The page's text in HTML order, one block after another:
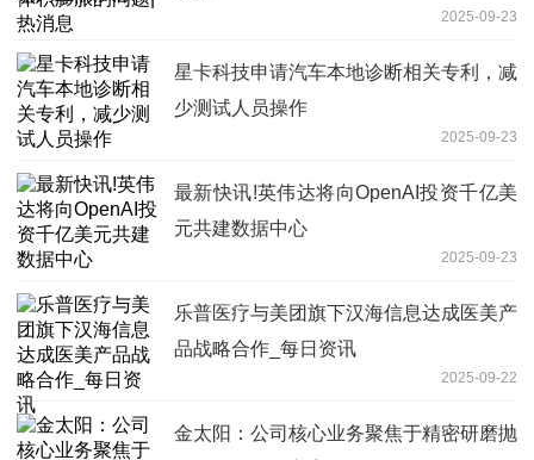
2025-09-23
星卡科技申请汽车本地诊断相关专利，减
少测试人员操作
2025-09-23
最新快讯!英伟达将向OpenAI投资千亿美
元共建数据中心
2025-09-23
乐普医疗与美团旗下汉海信息达成医美产
品战略合作_每日资讯
2025-09-22
金太阳：公司核心业务聚焦于精密研磨抛